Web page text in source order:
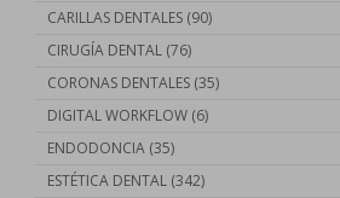
CARILLAS DENTALES(90)
CIRUGÍA DENTAL(76)
CORONAS DENTALES(35)
DIGITAL WORKFLOW(6)
ENDODONCIA(35)
ESTÉTICA DENTAL(342)